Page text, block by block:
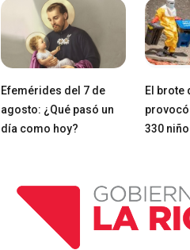
Efemérides del 7 de
agosto: ¿Qué pasó un
día como hoy?
El brote
330